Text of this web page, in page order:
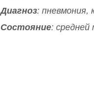
Диагноз: пневмония,
Состояние: